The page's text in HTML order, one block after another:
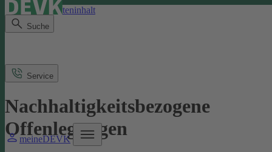
Direkt zum Seiteninhalt
Suche
meineDEVK
Service
Nachhaltigkeitsbezogene
Offenlegungen